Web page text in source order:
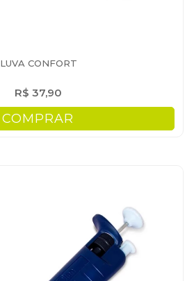
LUVA CONFORT
R$ 37,90
COMPRAR